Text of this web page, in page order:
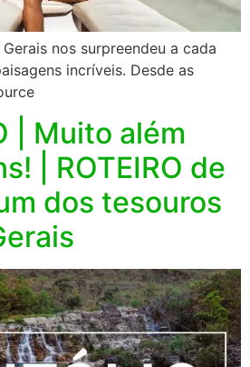
Gerais nos surpreendeu a cada
incríveis. Desde as
| Muito além
| ROTEIRO de
dos tesouros